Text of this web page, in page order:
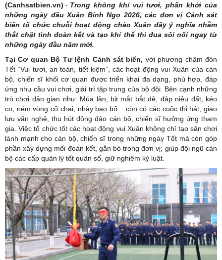
t
i
o
n
(Canhsatbien.vn) - Trong không khí vui tươi, phấn khởi của
những ngày đầu Xuân Bính Ngọ 2026, các đơn vị Cảnh sát
biển tổ chức chuỗi hoạt động chào Xuân đầy ý nghĩa nhằm
thắt chặt tình đoàn kết và tạo khí thế thi đua sôi nổi ngay từ
những ngày đầu năm mới.
Tại Cơ quan Bộ Tư lệnh Cảnh sát biển, với phương châm đón
Tết “Vui tươi, an toàn, tiết kiệm”, các hoạt động vui Xuân của cán
bộ, chiến sĩ khối cơ quan được triển khai đa dạng, phù hợp, đáp
ứng nhu cầu vui chơi, giải trí tập trung của bộ đội. Bên cạnh những
trò chơi dân gian như: Múa lân, bịt mắt bắt dê, đập niêu đất, kéo
co, ném vòng cổ chai, nhảy bao bố... còn có các cuộc thi hát, giao
lưu văn nghệ, thu hút đông đảo cán bộ, chiến sĩ hưởng ứng tham
gia. Việc tổ chức tốt các hoạt động vui Xuân không chỉ tạo sân chơi
lành mạnh cho cán bộ, chiến sĩ trong những ngày Tết mà còn góp
phần xây dựng mối đoàn kết, gắn bó trong đơn vị; giúp đội ngũ cán
bộ các cấp quản lý tốt quân số, giữ nghiêm kỷ luật.